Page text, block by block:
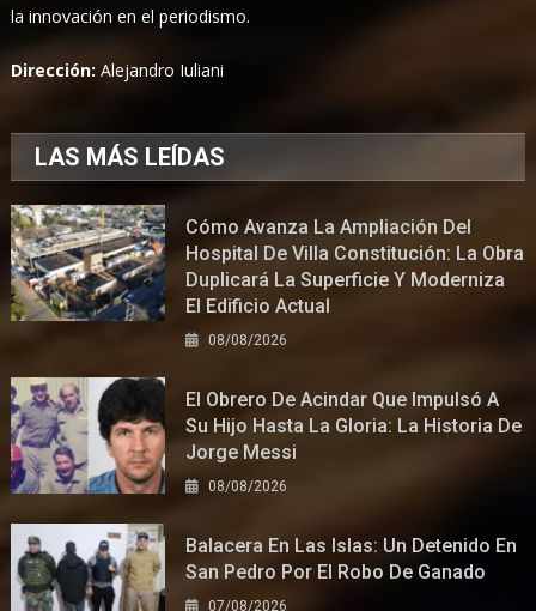
la innovación en el periodismo.
Dirección:Alejandro Iuliani
LAS MÁS LEÍDAS
Cómo Avanza La Ampliación Del
Hospital De Villa Constitución: La Obra
Duplicará La Superficie Y Moderniza
El Edificio Actual
08/08/2026
El Obrero De Acindar Que Impulsó A
Su Hijo Hasta La Gloria: La Historia De
Jorge Messi
08/08/2026
Balacera En Las Islas: Un Detenido En
San Pedro Por El Robo De Ganado
07/08/2026